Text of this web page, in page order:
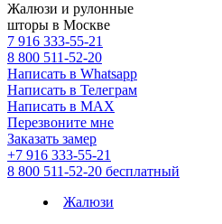
Жалюзи и рулонные
шторы в Москве
7 916 333-55-21
8 800 511-52-20
Написать в Whatsapp
Написать в Телеграм
Написать в MAX
Перезвоните мне
Заказать замер
+7 916 333-55-21
8 800 511-52-20 бесплатный
Жалюзи